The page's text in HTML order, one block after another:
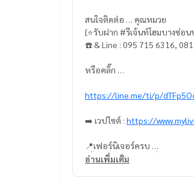
สนใจติดต่อ … คุณหมวย
[⭐️รับฝาก #รีเจ้นท์โฮมบางซ่อน
☎️ & Line : 095 715 6316,
หรือคลิ๊ก …
https://line.me/ti/p/
➡️ เวปไซต์ : https://
📍เฟอร์นิเจอร์ครบ
*กั้นห้องนอน / ห้องนั่งเล่นเป็นสั
อ่านเพิ่มเติม